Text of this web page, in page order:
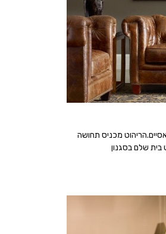
מכניס תחושה
בית שלם בסגנון